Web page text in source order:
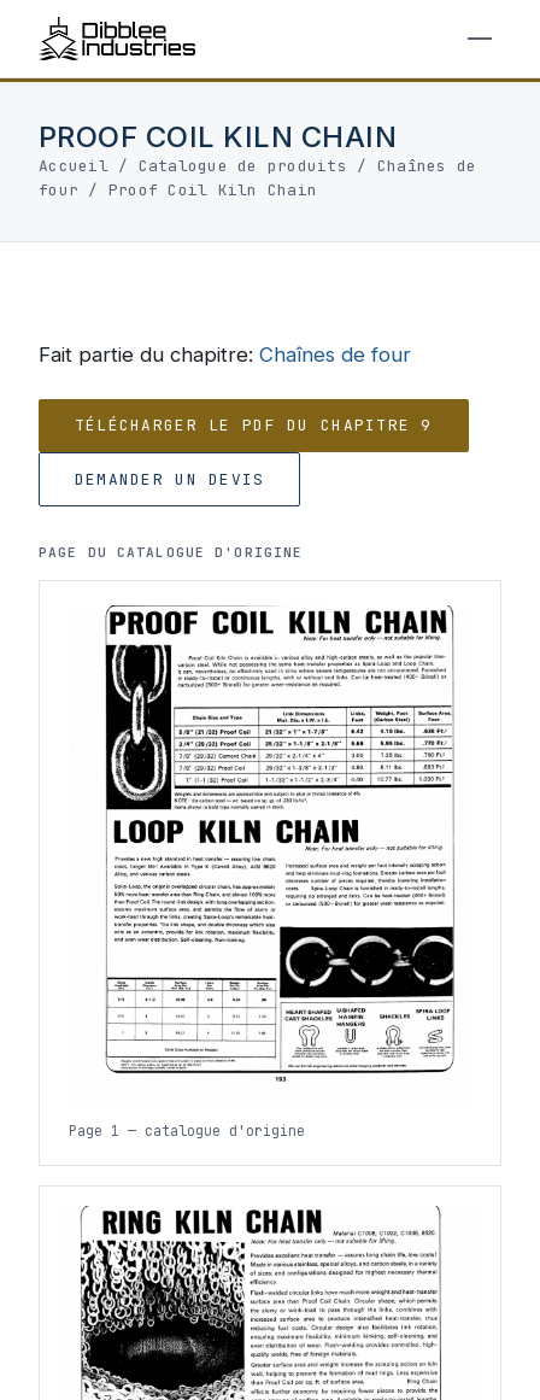
PROOF COIL KILN CHAIN
Accueil/ Catalogue de produits / Chaînes de
four / Proof Coil Kiln Chain
Fait partie du chapitre: Chaînes de four
TÉLÉCHARGER LE PDF DU CHAPITRE 9
DEMANDER UN DEVIS
PAGE DU CATALOGUE D'ORIGINE
Page 1 — catalogue d'origine